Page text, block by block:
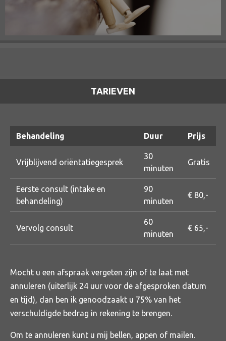
TARIEVEN
Behandeling Duur Prijs
Vrijblijvend oriëntatiegesprek
30
minuten
Gratis
Eerste consult (intake en
behandeling)
90
minuten
€ 80,-
Vervolg consult
60
minuten
€ 65,-
Mocht u een afspraak vergeten zijn of te laat met
annuleren (uiterlijk 24 uur voor de afgesproken datum
en tijd), dan ben ik genoodzaakt u 75% van het
verschuldigde bedrag in rekening te brengen.
Om te annuleren kunt u mij bellen, appen of mailen.